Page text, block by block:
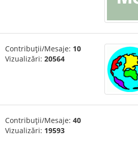
Contribuții/Mesaje: 10
Vizualizări: 20564
Contribuții/Mesaje: 40
Vizualizări: 19593